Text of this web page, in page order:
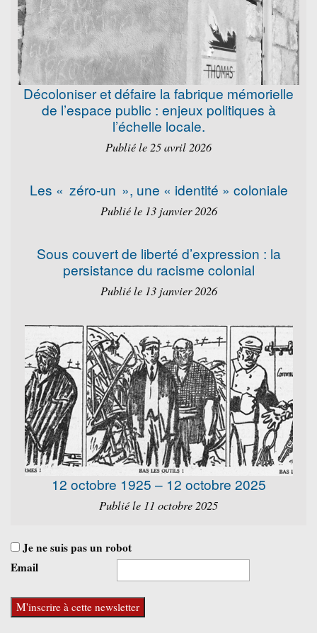
Décoloniser et défaire la fabrique mémorielle
de l’espace public : enjeux politiques à
l’échelle locale.
Publié le 25 avril 2026
Les « zéro-un », une « identité » coloniale
Publié le 13 janvier 2026
Sous couvert de liberté d’expression : la
persistance du racisme colonial
Publié le 13 janvier 2026
12 octobre 1925 – 12 octobre 2025
Publié le 11 octobre 2025
Je ne suis pas un robot
Email